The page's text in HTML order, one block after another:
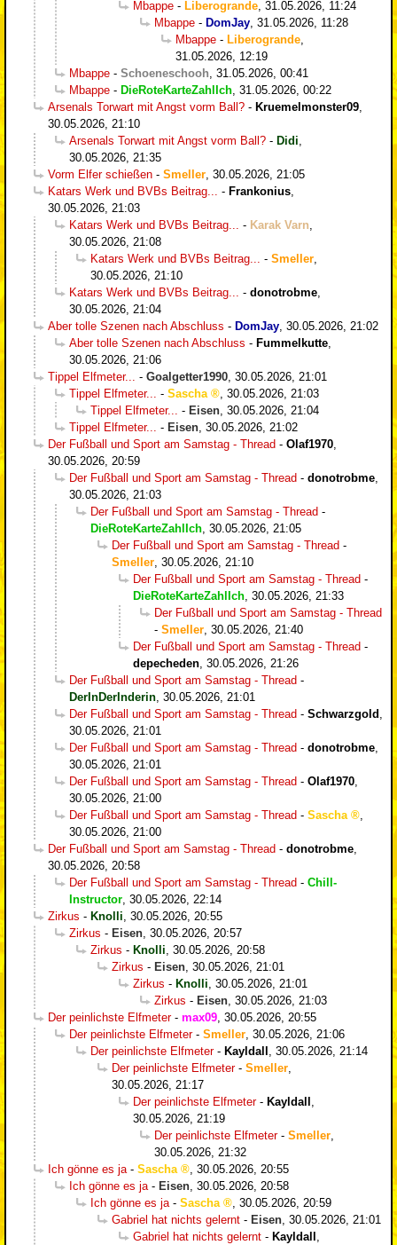
Mbappe - Liberogrande 31.05.2026, 11:24
Mbappe - DomJay 31.05.2026, 11:28
Mbappe - Liberogrande
31.05.2026, 12:19
Mbappe - Schoeneschooh 31.05.2026, 00:41
Mbappe - DieRoteKarteZahlIch 31.05.2026, 00:22
Arsenals Torwart mit Angst vorm Ball? - Kruemelmonster09
30.05.2026, 21:10
Arsenals Torwart mit Angst vorm Ball? - Didi
30.05.2026, 21:35
Vorm Elfer schießen - Smeller 30.05.2026, 21:05
Katars Werk und BVBs Beitrag...
- Frankonius
30.05.2026, 21:03
Katars Werk und BVBs Beitrag...
- Karak Varn
30.05.2026, 21:08
Katars Werk und BVBs Beitrag...
- Smeller
30.05.2026, 21:10
Katars Werk und BVBs Beitrag...
- donotrobme
30.05.2026, 21:04
Aber tolle Szenen nach Abschluss - DomJay 30.05.2026, 21:02
Aber tolle Szenen nach Abschluss - Fummelkutte
30.05.2026, 21:06
Tippel Elfmeter...
- Goalgetter1990 30.05.2026, 21:01
Tippel Elfmeter...
- Sascha
30.05.2026, 21:03
Tippel Elfmeter...
- Eisen 30.05.2026, 21:04
Tippel Elfmeter...
- Eisen 30.05.2026, 21:02
Der Fußball und Sport am Samstag - Thread - Olaf1970
30.05.2026, 20:59
Der Fußball und Sport am Samstag - Thread - donotrobme
30.05.2026, 21:03
Der Fußball und Sport am Samstag - Thread -
DieRoteKarteZahlIch 30.05.2026, 21:05
Der Fußball und Sport am Samstag - Thread -
Smeller 30.05.2026, 21:10
Der Fußball und Sport am Samstag - Thread -
DieRoteKarteZahlIch 30.05.2026, 21:33
Der Fußball und Sport am Samstag - Thread
- Smeller 30.05.2026, 21:40
Der Fußball und Sport am Samstag - Thread -
depecheden 30.05.2026, 21:26
Der Fußball und Sport am Samstag - Thread -
DerInDerInderin 30.05.2026, 21:01
Der Fußball und Sport am Samstag - Thread - Schwarzgold
30.05.2026, 21:01
Der Fußball und Sport am Samstag - Thread - donotrobme
30.05.2026, 21:01
Der Fußball und Sport am Samstag - Thread - Olaf1970
30.05.2026, 21:00
Der Fußball und Sport am Samstag - Thread - Sascha
30.05.2026, 21:00
Der Fußball und Sport am Samstag - Thread - donotrobme
30.05.2026, 20:58
Der Fußball und Sport am Samstag - Thread - Chill-
Instructor 30.05.2026, 22:14
Zirkus - Knolli 30.05.2026, 20:55
Zirkus - Eisen 30.05.2026, 20:57
Zirkus - Knolli 30.05.2026, 20:58
Zirkus - Eisen 30.05.2026, 21:01
Zirkus - Knolli 30.05.2026, 21:01
Zirkus - Eisen 30.05.2026, 21:03
Der peinlichste Elfmeter- max09 30.05.2026, 20:55
Der peinlichste Elfmeter- Smeller 30.05.2026, 21:06
Der peinlichste Elfmeter- Kayldall
30.05.2026, 21:14
Der peinlichste Elfmeter- Smeller
30.05.2026, 21:17
Der peinlichste Elfmeter- Kayldall
30.05.2026, 21:19
Der peinlichste Elfmeter- Smeller
30.05.2026, 21:32
Ich gönne es ja - Sascha
30.05.2026, 20:55
Ich gönne es ja - Eisen 30.05.2026, 20:58
Ich gönne es ja - Sascha
30.05.2026, 20:59
Gabriel hat nichts gelernt - Eisen 30.05.2026, 21:01
Gabriel hat nichts gelernt - Kayldall